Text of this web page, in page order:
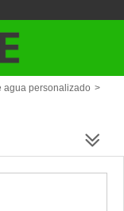
agua personalizado >